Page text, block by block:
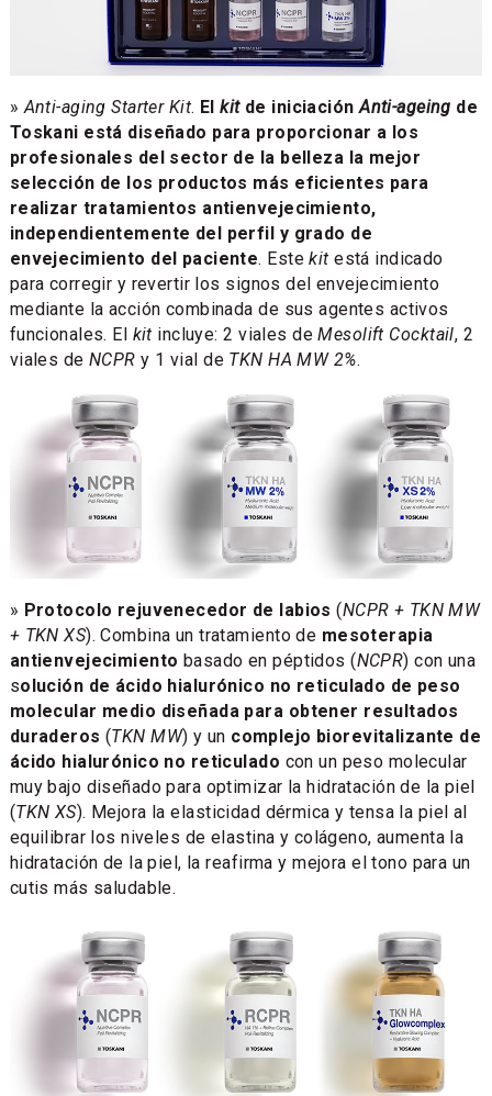
»Anti-aging Starter Kit. Elkit de iniciaciónAnti-ageing de
Toskani está diseñado para proporcionar a los
profesionales del sector de la belleza la mejor
selección de los productos más eficientes para
realizar tratamientos antienvejecimiento,
independientemente del perfil y grado de
envejecimiento del paciente. Estekitestá indicado
para corregir y revertir los signos del envejecimiento
mediante la acción combinada de sus agentes activos
funcionales. El kit incluye: 2 viales deMesolift Cocktail, 2
viales de NCPR y 1 vial de TKN HA MW 2%.
» Protocolo rejuvenecedor de labios (NCPR + TKN MW
+ TKN XS). Combina un tratamiento de mesoterapia
antienvejecimiento basado en péptidos (NCPR) con una
solución de ácido hialurónico no reticulado de peso
molecular medio diseñada para obtener resultados
duraderos (TKN MW) y un complejo biorevitalizante de
ácido hialurónico no reticulado con un peso molecular
muy bajo diseñado para optimizar la hidratación de la piel
(TKN XS). Mejora la elasticidad dérmica y tensa la piel al
equilibrar los niveles de elastina y colágeno, aumenta la
hidratación de la piel, la reafirma y mejora el tono para un
cutis más saludable.